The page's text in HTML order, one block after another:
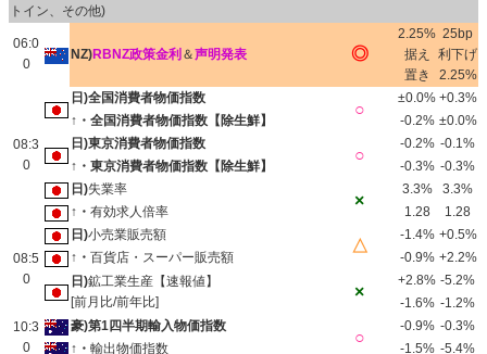
トイン、その他)
06:0
0
NZ)RBNZ政策金利 ＆声明発表 ◎
2.25%
据え
置き
25bp
利下げ
2.25%
08:3
0
日)全国消費者物価指数
○
±0.0% +0.3%
↑・全国消費者物価指数【除生鮮】
-0.2% ±0.0%
日)東京消費者物価指数
○
-0.2% -0.1%
↑・東京消費者物価指数【除生鮮】
-0.3% -0.3%
日)失業率
×
3.3%
3.3%
↑・ 有効求人倍率 1.28 1.28
08:5
0
日)小売業販売額
△
-1.4% +0.5%
↑・ 百貨店・スーパー販売額 -0.9% +2.2%
日)鉱工業生産【速報値】
[前月比/前年比]
×
+2.8% -5.2%
-1.6% -1.2%
10:3
0
豪)第1四半期輸入物価指数
○
-0.9% -0.3%
↑・ 輸出物価指数 -1.5% -5.4%